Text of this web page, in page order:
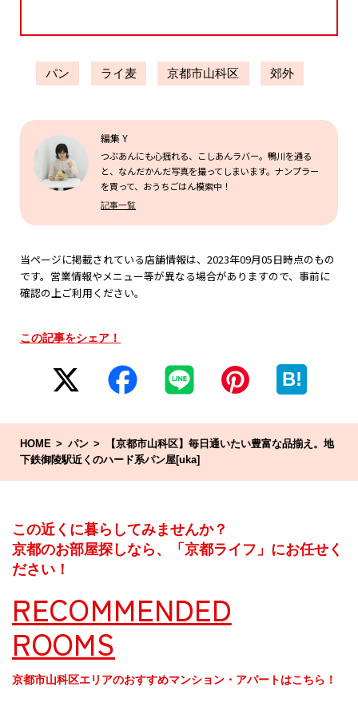
パン ライ麦 京都市山科区 郊外
編集 Y
つぶあんにも心揺れる、こしあんラバー。鴨川を通る
と、なんだかんだ写真を撮ってしまいます。ナンプラー
を買って、おうちごはん模索中！
記事一覧
当ページに掲載されている店舗情報は、2023年09月05日時点のもの
です。営業情報やメニュー等が異なる場合がありますので、事前に
確認の上ご利用ください。
この記事をシェア！
B!
HOME パン
【京都市山科区】毎日通いたい豊富な品揃え。地
下鉄御陵駅近くのハード系パン屋[uka]
この近くに暮らしてみませんか？
京都のお部屋探しなら、「京都ライフ」にお任せく
ださい！
RECOMMENDED
ROOMS
京都市山科区エリアのおすすめマンション・アパートはこちら！